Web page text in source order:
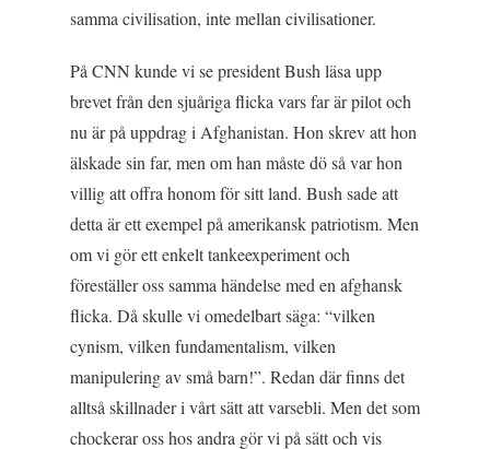
samma civilisation, inte mellan civilisationer.
På CNN kunde vi se president Bush läsa upp
brevet från den sjuåriga flicka vars far är pilot och
nu är på uppdrag i Afghanistan. Hon skrev att hon
älskade sin far, men om han måste dö så var hon
villig att offra honom för sitt land. Bush sade att
detta är ett exempel på amerikansk patriotism. Men
om vi gör ett enkelt tankeexperiment och
föreställer oss samma händelse med en afghansk
flicka. Då skulle vi omedelbart säga: “vilken
cynism, vilken fundamentalism, vilken
manipulering av små barn!”. Redan där finns det
alltså skillnader i vårt sätt att varsebli. Men det som
chockerar oss hos andra gör vi på sätt och vis